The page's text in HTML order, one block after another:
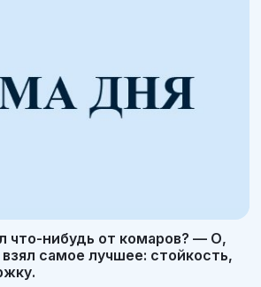
что-нибудь от комаров? — О,
самое лучшее: стойкость,